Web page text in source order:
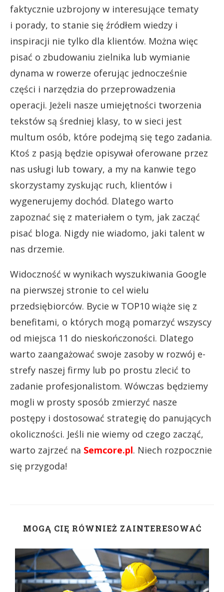
faktycznie uzbrojony w interesujące tematy
i porady, to stanie się źródłem wiedzy i
inspiracji nie tylko dla klientów. Można więc
pisać o zbudowaniu zielnika lub wymianie
dynama w rowerze oferując jednocześnie
części i narzędzia do przeprowadzenia
operacji. Jeżeli nasze umiejętności tworzenia
tekstów są średniej klasy, to w sieci jest
multum osób, które podejmą się tego zadania.
Ktoś z pasją będzie opisywał oferowane przez
nas usługi lub towary, a my na kanwie tego
skorzystamy zyskując ruch, klientów i
wygenerujemy dochód. Dlatego warto
zapoznać się z materiałem o tym, jak zacząć
pisać bloga. Nigdy nie wiadomo, jaki talent w
nas drzemie.
Widoczność w wynikach wyszukiwania Google
na pierwszej stronie to cel wielu
przedsiębiorców. Bycie w TOP10 wiąże się z
benefitami, o których mogą pomarzyć wszyscy
od miejsca 11 do nieskończoności. Dlatego
warto zaangażować swoje zasoby w rozwój e-
strefy naszej firmy lub po prostu zlecić to
zadanie profesjonalistom. Wówczas będziemy
mogli w prosty sposób zmierzyć nasze
postępy i dostosować strategię do panujących
okoliczności. Jeśli nie wiemy od czego zacząć,
warto zajrzeć na Semcore.pl. Niech rozpocznie
się przygoda!
MOGĄ CIĘ RÓWNIEŻ ZAINTERESOWAĆ